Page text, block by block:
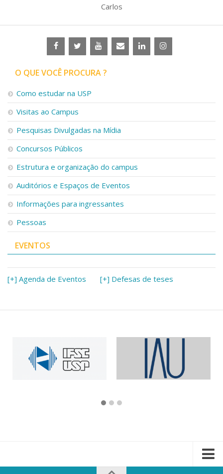
Carlos
O QUE VOCÊ PROCURA ?
Como estudar na USP
Visitas ao Campus
Pesquisas Divulgadas na Mídia
Concursos Públicos
Estrutura e organização do campus
Auditórios e Espaços de Eventos
Informações para ingressantes
Pessoas
EVENTOS
[+] Agenda de Eventos [+] Defesas de teses